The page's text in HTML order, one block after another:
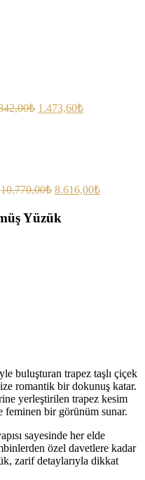
₺ 1.473,60₺
10.770,00₺ 8.616,00₺
Yüzük
buluşturan trapez taşlı çiçek
romantik bir dokunuş katar.
yerleştirilen trapez kesim
bir görünüm sunar.
sayesinde her elde
özel davetlere kadar
zarif detaylarıyla dikkat